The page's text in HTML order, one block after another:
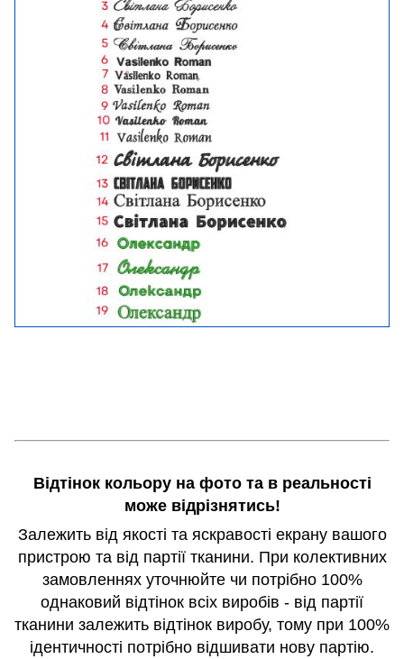
Відтінок кольору на фото та в реальності
може відрізнятись!
Залежить від якості та яскравості екрану вашого
пристрою та від партії тканини. При колективних
замовленнях уточнюйте чи потрібно 100%
однаковий відтінок всіх виробів - від партії
тканини залежить відтінок виробу, тому при 100%
ідентичності потрібно відшивати нову партію.